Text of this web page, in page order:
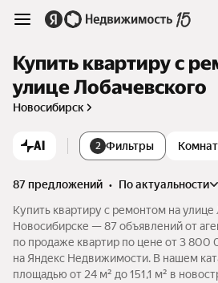
Купить квартиру с
улице Лобачевского
Новосибирск
AI 2 Фильтры
87 предложений •
по актуальности
Купить квартиру с ремонтом на улице
Новосибирске — 87 объявлений от
по продаже квартир по цене от 3
на Яндекс Недвижимости. В нашем
площадью от 24 м² до 151,1 м² в